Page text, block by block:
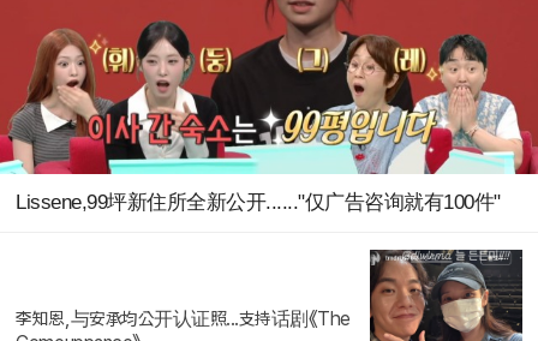
Lissene,99坪新住所全新公开......"仅广告咨询就有100件"
李知恩,与安承均公开认证照...支持话剧《The